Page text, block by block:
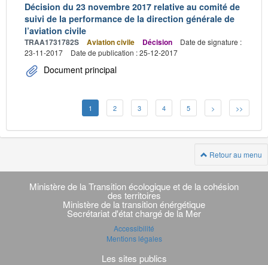
Décision du 23 novembre 2017 relative au comité de
suivi de la performance de la direction générale de
l’aviation civile
TRAA1731782S Aviation civile Décision
Date de signature :
23-11-2017
Date de publication : 25-12-2017
Document principal
1 2 3 4 5 > >>
Retour au menu
Navigation
transverse
Ministère de la Transition écologique et de la cohésion
des territoires
Ministère de la transition énérgétique
Secrétariat d'état chargé de la Mer
Accessibilité
Mentions légales
Les sites publics